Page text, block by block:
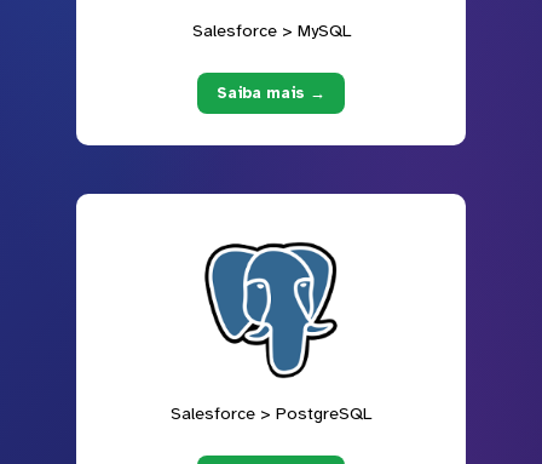
Salesforce > MySQL
Saiba mais →
Salesforce > PostgreSQL